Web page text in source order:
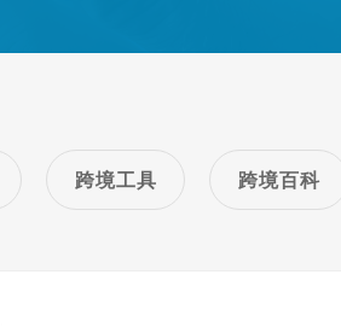
跨境工具 跨境百科